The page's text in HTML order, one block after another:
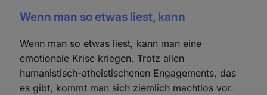
Wenn man so etwas liest, kann
Wenn man so etwas liest, kann man eine
emotionale Krise kriegen. Trotz allen
humanistisch-atheistischenen Engagements, das
es gibt, kommt man sich ziemlich machtlos vor.